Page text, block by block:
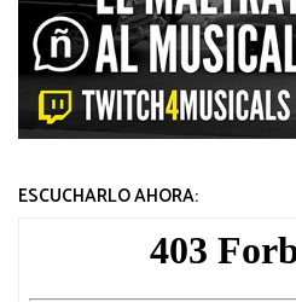
ESCUCHARLO AHORA: